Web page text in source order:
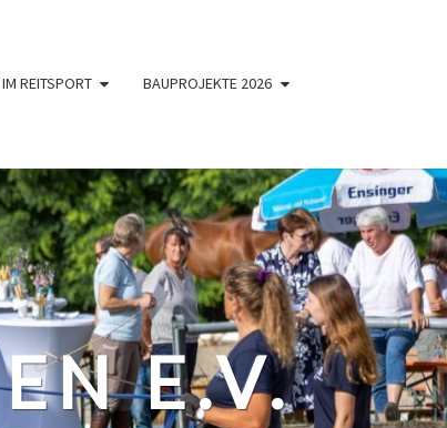
REITSPORT BAUPROJEKTE 2026
E.V.